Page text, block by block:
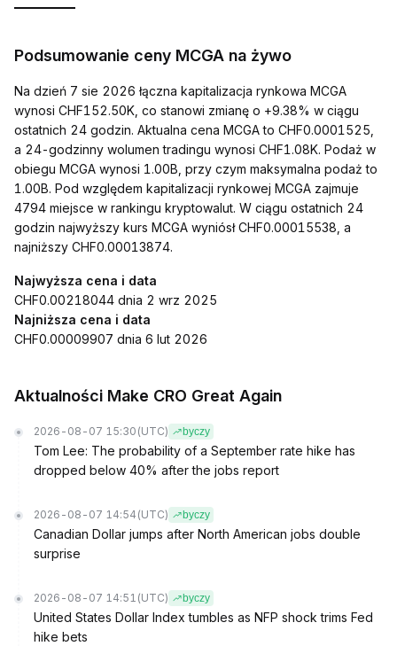
Podsumowanie ceny MCGA na żywo
Na dzień 7 sie 2026 łączna kapitalizacja rynkowa MCGA
wynosi CHF152.50K, co stanowi zmianę o +9.38% w ciągu
ostatnich 24 godzin. Aktualna cena MCGA to CHF0.0001525,
a 24-godzinny wolumen tradingu wynosi CHF1.08K. Podaż w
obiegu MCGA wynosi 1.00B, przy czym maksymalna podaż to
1.00B. Pod względem kapitalizacji rynkowej MCGA zajmuje
4794 miejsce w rankingu kryptowalut. W ciągu ostatnich 24
godzin najwyższy kurs MCGA wyniósł CHF0.00015538, a
najniższy CHF0.00013874.
Najwyższa cena i data
CHF0.00218044 dnia 2 wrz 2025
Najniższa cena i data
CHF0.00009907 dnia 6 lut 2026
Aktualności Make CRO Great Again
2026-08-07 15:30 (UTC) byczy
Tom Lee: The probability of a September rate hike has
dropped below 40% after the jobs report
2026-08-07 14:54 (UTC) byczy
Canadian Dollar jumps after North American jobs double
surprise
2026-08-07 14:51 (UTC) byczy
United States Dollar Index tumbles as NFP shock trims Fed
hike bets